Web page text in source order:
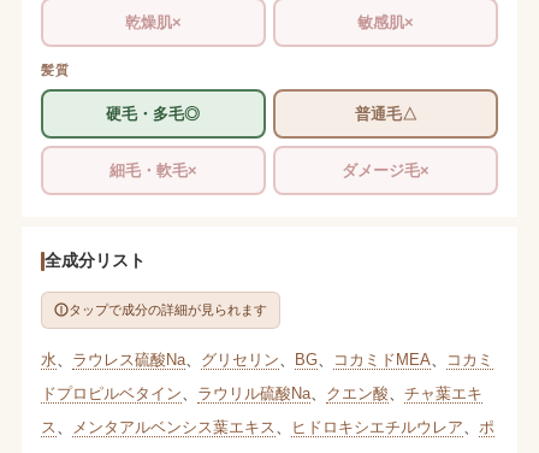
乾燥肌× 敏感肌×
髪質
硬毛・多毛◎ 普通毛△
細毛・軟毛× ダメージ毛×
全成分リスト
タップで成分の詳細が見られます
水 ラウレス硫酸Na、 グリセリン BG、 コカミドMEA
コカミ
ドプロピルベタイン
ラウリル硫酸Na、 クエン酸
チャ葉エキ
ス
メンタアルベンシス葉エキス ヒドロキシエチルウレア
ポ